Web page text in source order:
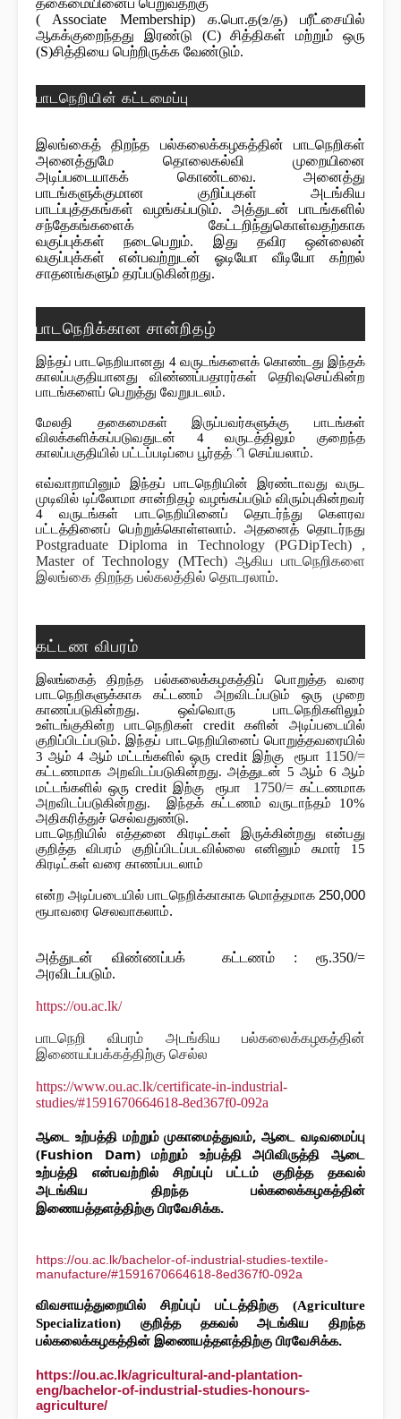
தகைமையினைப் பெறுவதற்கு
( Associate Membership) க.பொ.த(உ/த) பரீட்சையில்
ஆகக்குறைந்தது இரண்டு (C) சித்திகள் மற்றும் ஒரு
(S)சித்தியை பெற்றிருக்க வேண்டும்.
பாடநெறியின் கட்டமைப்பு
இலங்கைத் திறந்த பல்கலைக்கழகத்தின் பாடநெறிகள்
அனைத்துமே தொலைகல்வி முறையினை
அடிப்படையாகக் கொண்டவை. அனைத்து
பாடங்களுக்குமான குறிப்புகள் அடங்கிய
பாடப்புத்தகங்கள் வழங்கப்படும். அத்துடன் பாடங்களில்
சந்தேகங்களைக் கேட்டறிந்துகொள்வதற்காக
வகுப்புக்கள் நடைபெறும். இது தவிர ஒன்லைன்
வகுப்புக்கள் என்பவற்றுடன் ஓடியோ வீடியோ கற்றல்
சாதனங்களும் தரப்படுகின்றது.
பாடநெறிக்கான சான்றிதழ்
இந்தப் பாடநெறியானது 4 வருடங்களைக் கொண்டது இந்தக்
காலப்பகுதியானது விண்ணப்பதாரர்கள் தெரிவுசெய்கின்ற
பாடங்களைப் பெறுத்து வேறுபடலம்.
மேலதி தகைமைகள் இருப்பவர்களுக்கு பாடங்கள்
விலக்களிக்கப்படுவதுடன் 4 வருடத்திலும் குறைந்த
காலப்பகுதியில் பட்டப்படிப்பை பூர்தத்ி செய்யலாம்.
எவ்வாறாயினும் இந்தப் பாடநெறியின் இரண்டாவது வருட
முடிவில் டிப்லோமா சான்றிதழ் வழங்கப்படும் விரும்புகின்றவர்
4 வருடங்கள் பாடநெறியினைப் தொடர்ந்து கௌரவ
Postgraduate Diploma in Technology (PGDipTech) ,
Master of Technology (MTech) ஆகிய பாடநெறிகளை
இலங்கை திறந்த பல்கலத்தில் தொடரலாம்.
கட்டண விபரம்
இலங்கைத் திறந்த பல்கலைக்கழகத்திப் பொறுத்த வரை
பாடநெறிகளுக்காக கட்டணம் அறவிடப்படும் ஒரு முறை
காணப்படுகின்றது. ஒவ்வொரு பாடநெறிகளிலும்
உள்டங்குகின்ற பாடநெறிகள் credit களின் அடிப்படையில்
குறிப்பிடப்படும். இந்தப் பாடநெறியினைப் பொறுத்தவரையில்
3 ஆம் 4 ஆம் மட்டங்களில் ஒரு credit இற்கு  ரூபா 1150/=
மட்டங்களில் ஒரு credit இற்கு  ரூபா
1750/= கட்டணமாக
அறவிடப்படுகின்றது.
இந்தக் கட்டணம் வருடாந்தம் 10%
அதிகரித்துச் செல்வதுண்டு.
பாடநெறியில் எத்தனை கிரடிட்கள் இருக்கின்றது என்பது
குறித்த விபரம் குறிப்பிடப்படவில்லை எனினும் சுமார் 15
கிரடிட்கள் வரை காணப்படலாம்
என்ற அடிப்படையில் பாடநெறிக்காகாக மொத்தமாக 250,000
ரூபாவரை செலவாகலாம்.
அத்துடன் விண்ணப்பக் கட்டணம் : ரூ.350/=
அரவிடப்படும்.
https://ou.ac.lk/
பாடநெறி விபரம் அடங்கிய பல்கலைக்கழகத்தின்
இணையப்பக்கத்திற்கு செல்ல
https://www.ou.ac.lk/certificate-in-industrial-
studies/#1591670664618-8ed367f0-092a
ஆடை உற்பத்தி மற்றும் முகாமைத்துவம், ஆடை வடிவமைப்பு
(Fushion Dam) மற்றும் உற்பத்தி அபிவிருத்தி ஆடை
உற்பத்தி என்பவற்றில் சிறப்புப் பட்டம் குறித்த தகவல்
அடங்கிய திறந்த பல்கலைக்கழகத்தின்
இணையத்தளத்திற்கு பிரவேசிக்க.
https://ou.ac.lk/bachelor-of-industrial-studies-textile-
manufacture/#1591670664618-8ed367f0-092a
விவசாயத்துறையில் சிறப்புப் பட்டத்திற்கு (Agriculture
Specialization) குறித்த தகவல் அடங்கிய திறந்த
பல்கலைக்கழகத்தின் இணையத்தளத்திற்கு பிரவேசிக்க.
https://ou.ac.lk/agricultural-and-plantation-
eng/bachelor-of-industrial-studies-honours-
agriculture/